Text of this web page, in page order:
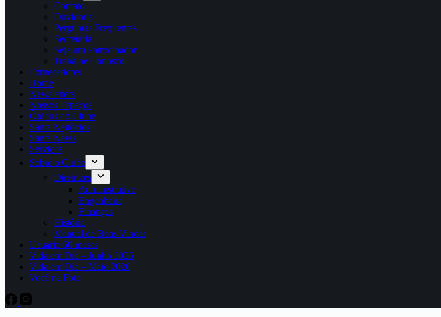
Contato
Ouvidoria
Perguntas Frequentes
Secretaria
Seja um Patrocinador
Trabalhe Conosco
Fornecedores
Home
Newsletters
Nossos Espaços
Ônibus do Clube
Santa Negócios
Santa News
Serviços
Sobre o Clube
Diretrizes
Administrativo
Engenharia
Finanças
História
Manual de Boas Vindas
Usuário 60 meses
Vida em Dia – Junho 2026
Vida em Dia – Maio 2026
Você na Foto